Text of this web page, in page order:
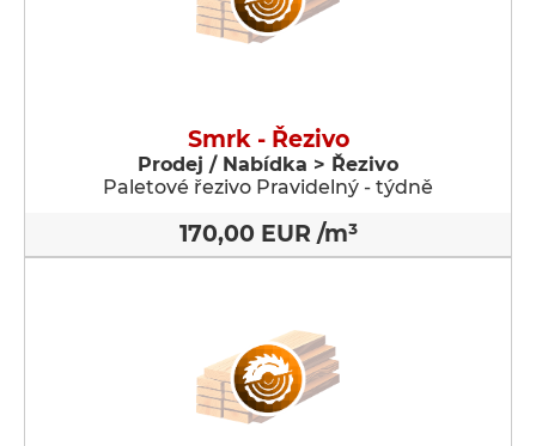
Smrk - Řezivo
Prodej / Nabídka > Řezivo
Paletové řezivo Pravidelný - týdně
170,00 EUR /m³